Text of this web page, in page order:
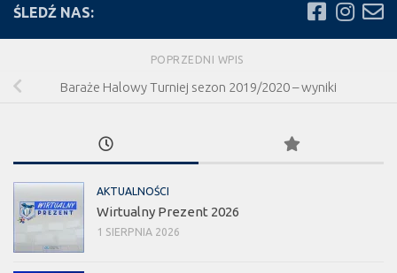
ŚLEDŹ NAS:
POPRZEDNI WPIS
Baraże Halowy Turniej sezon 2019/2020 – wyniki
AKTUALNOŚCI
Wirtualny Prezent 2026
1 SIERPNIA 2026